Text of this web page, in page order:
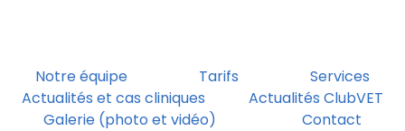
Notre équipe Tarifs
Services
Actualités et cas cliniques
Actualités ClubVET
Galerie (photo et vidéo)
Contact